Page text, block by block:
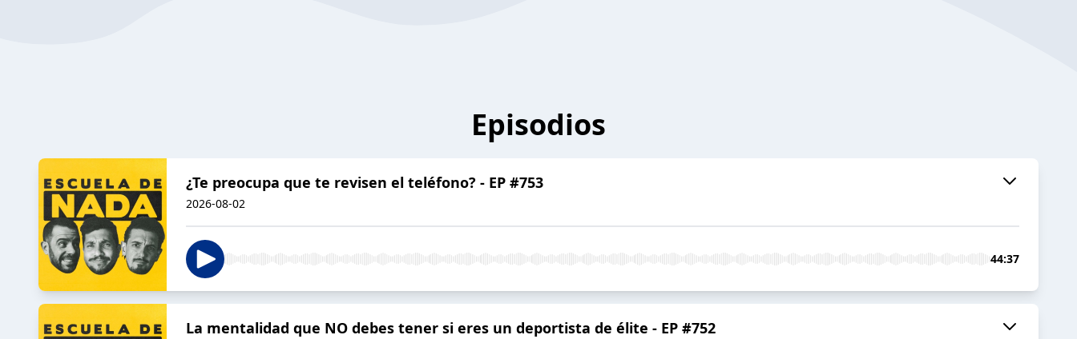
Episodios
¿Te preocupa que te revisen el teléfono? - EP #753
2026-08-02
44:37
La mentalidad que NO debes tener si eres un deportista de élite - EP #752